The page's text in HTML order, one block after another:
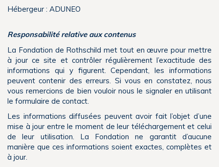
Hébergeur : ADUNEO
Responsabilité relative aux contenus
La Fondation de Rothschild met tout en œuvre pour mettre
à jour ce site et contrôler régulièrement l’exactitude des
informations qui y figurent. Cependant, les informations
peuvent contenir des erreurs. Si vous en constatez, nous
vous remercions de bien vouloir nous le signaler en utilisant
le formulaire de contact.
Les informations diffusées peuvent avoir fait l’objet d’une
mise à jour entre le moment de leur téléchargement et celui
de leur utilisation. La Fondation ne garantit d’aucune
manière que ces informations soient exactes, complètes et
à jour.